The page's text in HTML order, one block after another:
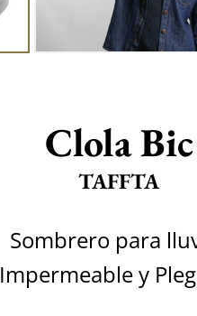
Clola Bic
TAFFTA
Sombrero para
Impermeable y